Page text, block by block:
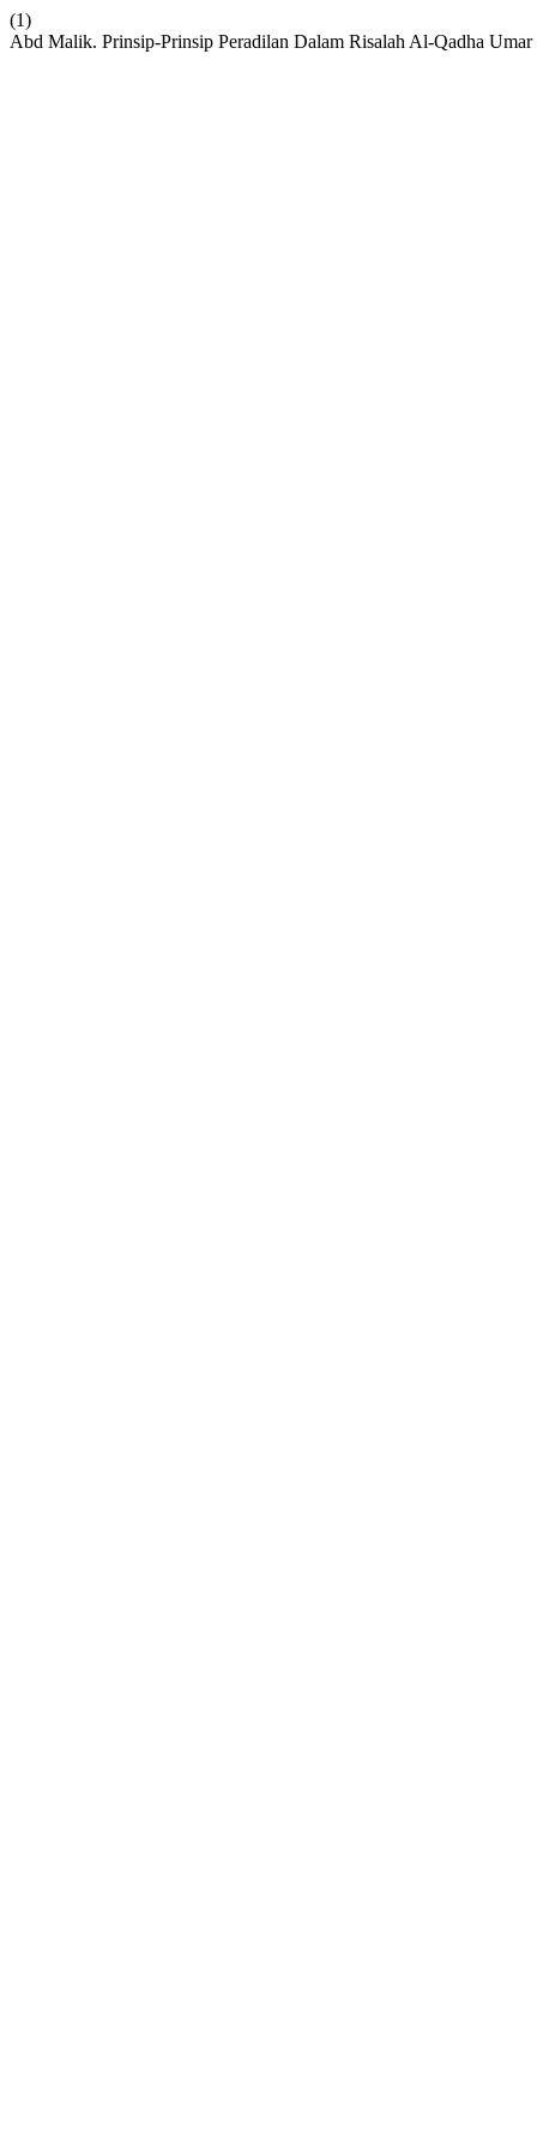
(1)
Abd Malik. Prinsip-Prinsip Peradilan Dalam Risalah Al-Qadha